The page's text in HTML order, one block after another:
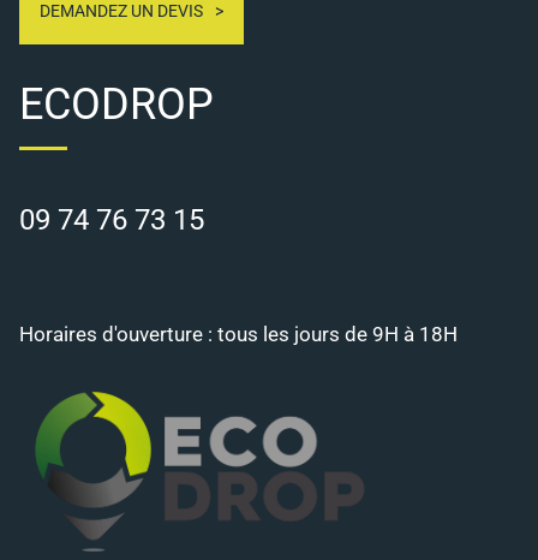
DEMANDEZ UN DEVIS
ECODROP
09 74 76 73 15
Horaires d'ouverture : tous les jours de 9H à 18H